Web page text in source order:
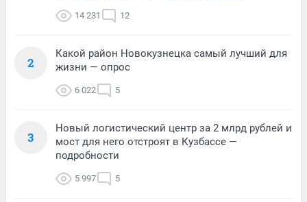
14 231 12
2
Какой район Новокузнецка самый лучший для
жизни — опрос
6 022 5
3
Новый логистический центр за 2 млрд рублей и
мост для него отстроят в Кузбассе —
подробности
5 997 5